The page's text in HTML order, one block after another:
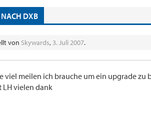
NACH DXB
von Skywards, 3. Juli 2007.
viel meilen ich brauche um ein upgrade zu
vielen dank